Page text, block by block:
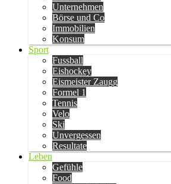
Unternehmen
Börse und Co
Immobilien
Konsum
Sport
Fussball
Eishockey
Eismeister Zaugg
Formel 1
Tennis
Velo
Ski
Unvergessen
Resultate
Leben
Gefühle
Food